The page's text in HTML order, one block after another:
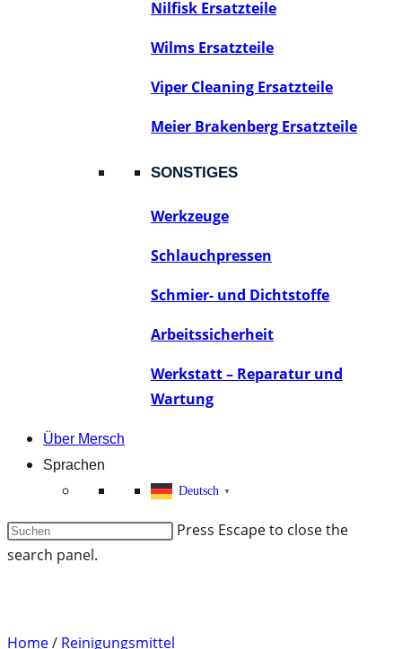
Nilfisk Ersatzteile
Wilms Ersatzteile
Viper Cleaning Ersatzteile
Meier Brakenberg Ersatzteile
SONSTIGES
Werkzeuge
Schlauchpressen
Schmier- und Dichtstoffe
Arbeitssicherheit
Werkstatt – Reparatur und
Wartung
Über Mersch
Sprachen
Deutsch ▼
Press Escape to close the
search panel.
Home/ Reinigungsmittel